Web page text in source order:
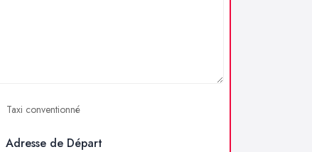
Taxi conventionné
Adresse de Départ